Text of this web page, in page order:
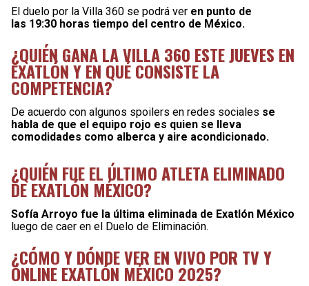
El duelo por la Villa 360 se podrá ver en punto de
las 19:30 horas tiempo del centro de México.
¿QUIÉN GANA LA VILLA 360 ESTE JUEVES EN
EXATLÓN Y EN QUÉ CONSISTE LA
COMPETENCIA?
De acuerdo con algunos spoilers en redes sociales se
habla de que el equipo rojo es quien se lleva
comodidades como alberca y aire acondicionado.
¿QUIÉN FUE EL ÚLTIMO ATLETA ELIMINADO
DE EXATLÓN MÉXICO?
Sofía Arroyo fue la última eliminada de Exatlón México
luego de caer en el Duelo de Eliminación.
¿CÓMO Y DÓNDE VER EN VIVO POR TV Y
ONLINE EXATLÓN MÉXICO 2025?